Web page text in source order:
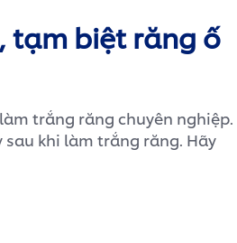
tạm biệt răng ố
trắng răng chuyên nghiệp.
khi làm trắng răng. Hãy